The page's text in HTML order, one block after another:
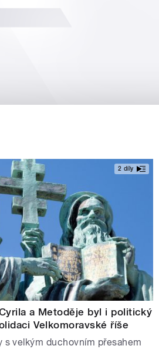
2 díly
a Metoděje byl i politický
Velkomoravské říše
s velkým duchovním přesahem